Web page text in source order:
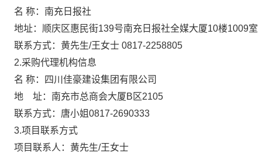
名 称：南充日报社
地址：顺庆区惠民街139号南充日报社全媒大
联系方式：黄先生/王女士 0817-2258805
2.采购代理机构信息
名 称：四川佳豪建设集团有限公
地 址：南充市总商会大厦B区
联系方式：唐小姐0817-2690333
3.项目联系方式
项目联系人：黄先生/王女士